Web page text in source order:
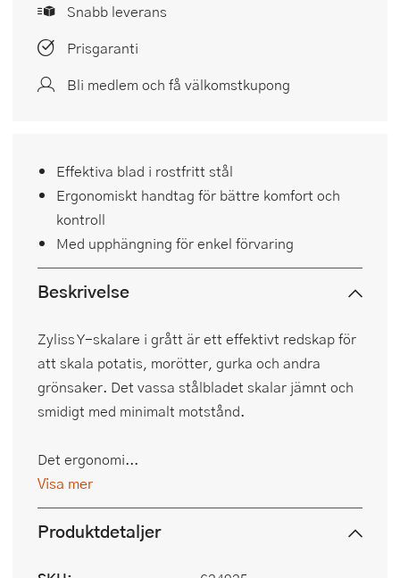
Snabb leverans
Prisgaranti
Bli medlem och få välkomstkupong
Effektiva blad i rostfritt stål
Ergonomiskt handtag för bättre komfort och
kontroll
Med upphängning för enkel förvaring
Beskrivelse
Zyliss Y-skalare i grått är ett effektivt redskap för
att skala potatis, morötter, gurka och andra
grönsaker. Det vassa stålbladet skalar jämnt och
smidigt med minimalt motstånd.
Det ergonomi...
Visa mer
Produktdetaljer